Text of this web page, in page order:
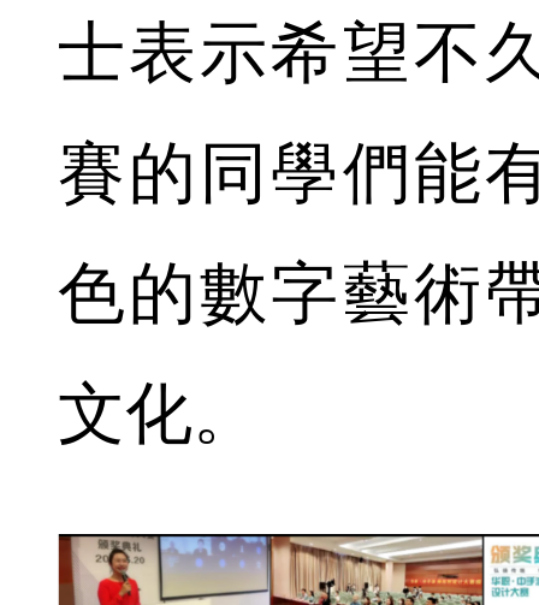
士表示希望不
賽的同學們能
色的數字藝術
文化。